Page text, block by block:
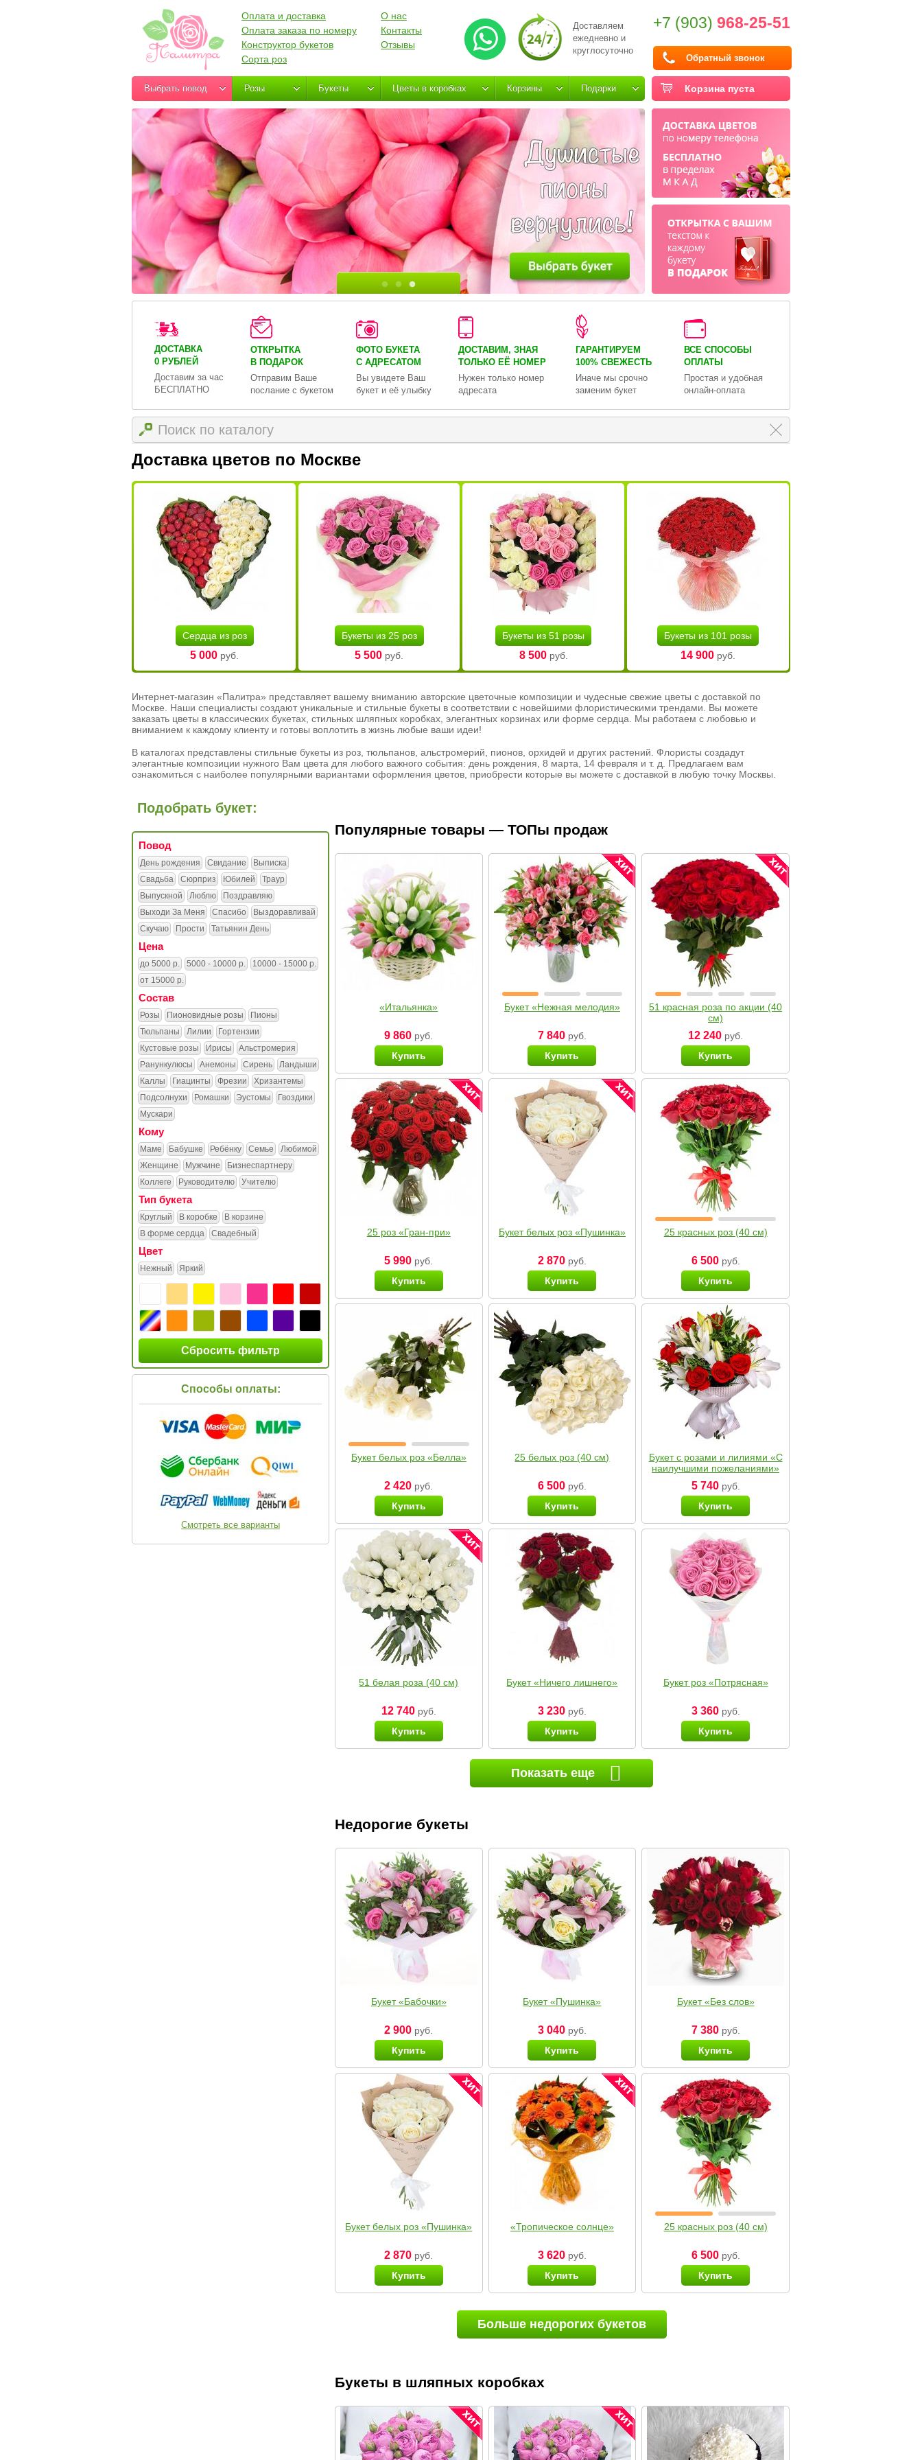
Доставляем
ежедневно и
круглосуточно
+7 (903) 968-25-51
Обратный звонок
Оплата и доставка
Оплата заказа по номеру
Конструктор букетов
Сорта роз
О нас
Контакты
Отзывы
Корзина пуста
Выбрать повод Розы Букеты Цветы в коробках Корзины Подарки
ДОСТАВКА
0 РУБЛЕЙ
Доставим за час
БЕСПЛАТНО
ОТКРЫТКА
В ПОДАРОК
Отправим Ваше
послание с букетом
ФОТО БУКЕТА
С АДРЕСАТОМ
Вы увидете Ваш
букет и её улыбку
ДОСТАВИМ, ЗНАЯ
ТОЛЬКО ЕЁ НОМЕР
Нужен только номер
адресата
ГАРАНТИРУЕМ
100% СВЕЖЕСТЬ
Иначе мы срочно
заменим букет
ВСЕ СПОСОБЫ
ОПЛАТЫ
Простая и удобная
онлайн-оплата
Доставка цветов по Москве
Сердца из роз
5 000 руб.
Букеты из 25 роз
5 500 руб.
Букеты из 51 розы
8 500руб.
Букеты из 101 розы
14 900руб.
Интернет-магазин «Палитра» представляет вашему вниманию авторские цветочные композиции и чудесные свежие цветы с доставкой по
Москве. Наши специалисты создают уникальные и стильные букеты в соответствии с новейшими флористическими трендами. Вы можете
заказать цветы в классических букетах, стильных шляпных коробках, элегантных корзинах или форме сердца. Мы работаем с любовью и
вниманием к каждому клиенту и готовы воплотить в жизнь любые ваши идеи!
В каталогах представлены стильные букеты из роз, тюльпанов, альстромерий, пионов, орхидей и других растений. Флористы создадут
элегантные композиции нужного Вам цвета для любого важного события: день рождения, 8 марта, 14 февраля и т. д. Предлагаем вам
ознакомиться с наиболее популярными вариантами оформления цветов, приобрести которые вы можете с доставкой в любую точку Москвы.
Подобрать букет:
Повод
День рождения Свидание
Выписка
Свадьба
Сюрприз Юбилей
Траур
Выпускной
Люблю
Поздравляю
Выходи За Меня
Спасибо
Выздоравливай
Скучаю
Прости Татьянин День
Цена
до 5000 р. 5000 - 10000 р.
10000 - 15000 р.
от 15000 р.
Состав
Розы Пионовидные розы
Пионы
Тюльпаны
Лилии
Гортензии
Кустовые розы
Ирисы
Альстромерия
Ранункулюсы
Анемоны Сирень
Ландыши
Каллы
Гиацинты Фрезии
Хризантемы
Подсолнухи
Ромашки Эустомы
Гвоздики
Мускари
Кому
Маме Бабушке Ребёнку Семье
Любимой
Женщине
Мужчине
Бизнеспартнеру
Коллеге
Руководителю Учителю
Тип букета
Круглый В коробке
В корзине
В форме сердца
Свадебный
Цвет
Нежный Яркий
Сбросить фильтр
Способы оплаты:
Смотреть все варианты
Популярные товары — ТОПы продаж
«Итальянка»
9 860 руб.
Купить
Букет «Нежная мелодия»
7 840руб.
Купить
51 красная роза по акции (40
см)
12 240 руб.
Купить
25 роз «Гран-при»
5 990 руб.
Купить
Букет белых роз «Пушинка»
2 870руб.
Купить
25 красных роз (40 см)
6 500руб.
Купить
Букет белых роз «Белла»
2 420 руб.
Купить
25 белых роз (40 см)
6 500руб.
Купить
Букет с розами и лилиями «С
наилучшими пожеланиями»
5 740руб.
Купить
51 белая роза (40 см)
12 740руб.
Купить
Букет «Ничего лишнего»
3 230руб.
Купить
Букет роз «Потрясная»
3 360руб.
Купить
Показать еще
Недорогие букеты
Букет «Бабочки»
2 900 руб.
Купить
Букет «Пушинка»
3 040руб.
Купить
Букет «Без слов»
7 380руб.
Купить
Букет белых роз «Пушинка»
2 870 руб.
Купить
«Тропическое солнце»
3 620руб.
Купить
25 красных роз (40 см)
6 500руб.
Купить
Больше недорогих букетов
Букеты в шляпных коробках